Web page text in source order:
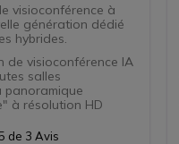
visioconférence à
génération dédié
hybrides.
de visioconférence IA
salles
panoramique
à résolution HD
360° sur 3 mètres
de 3 Avis